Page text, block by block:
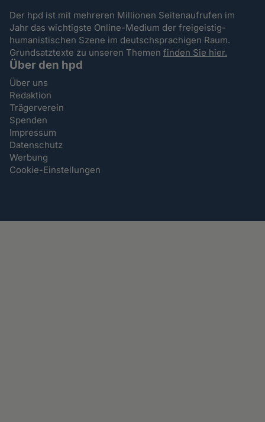
Der hpd ist mit mehreren Millionen Seitenaufrufen im
Jahr das wichtigste Online-Medium der freigeistig-
humanistischen Szene im deutschsprachigen Raum.
Grundsatztexte zu unseren Themenfinden Sie hier.
Über den hpd
Über uns
Redaktion
Trägerverein
Spenden
Impressum
Datenschutz
Werbung
Cookie-Einstellungen